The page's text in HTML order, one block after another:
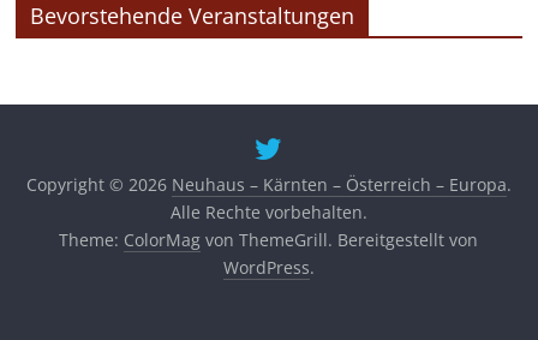
Bevorstehende Veranstaltungen
Copyright © 2026 Neuhaus – Kärnten – Österreich – Europa.
Alle Rechte vorbehalten.
Theme: ColorMag von ThemeGrill. Bereitgestellt von
WordPress.